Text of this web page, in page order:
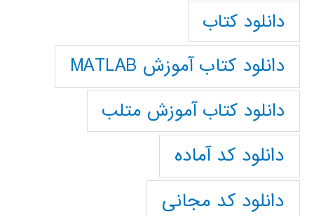
دانلود کتاب
دانلود کتاب آموزش MATLAB
دانلود کتاب آموزش متلب
دانلود کد آماده
دانلود کد مجانی